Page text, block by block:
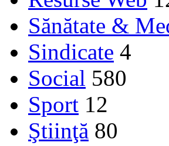
Sănătate &
Sindicate 4
Social 580
Sport 12
Ştiinţă 80